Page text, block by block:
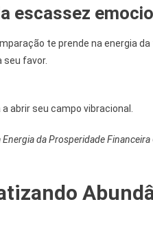
escassez
te prende na energia
seu favor.
a abrir seu campo vibracional.
da Prosperidade Financeira